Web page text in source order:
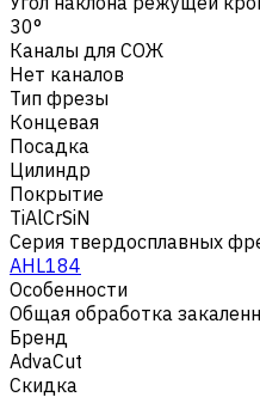
30°
Каналы для СОЖ
Нет каналов
Тип фрезы
Концевая
Посадка
Цилиндр
Покрытие
TiAlCrSiN
Серия твердосплавных
AHL184
Особенности
Общая обработка
Бренд
AdvaCut
Скидка